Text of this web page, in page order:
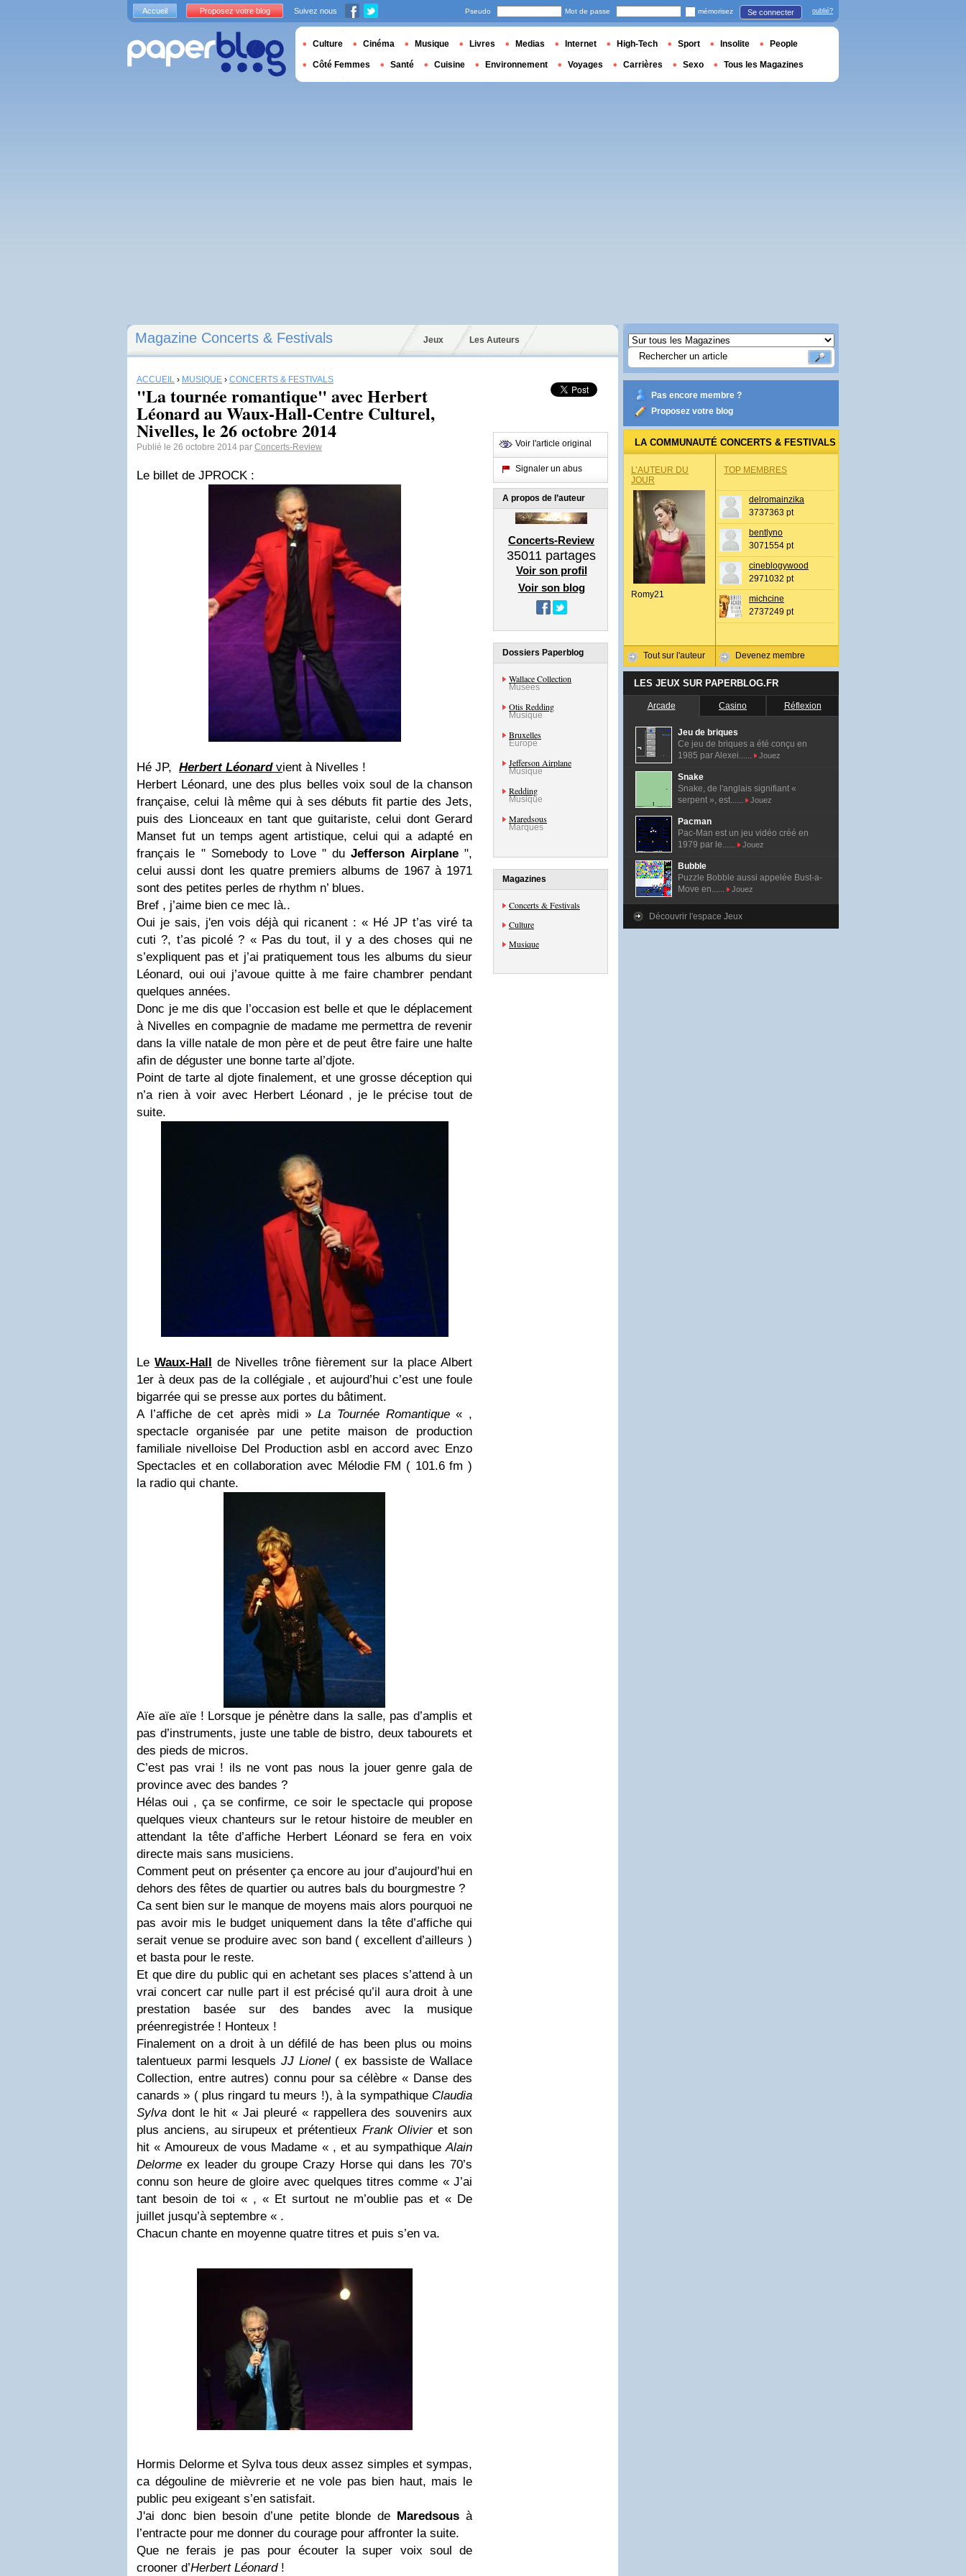
Magazine Concerts & Festivals Jeux Les Auteurs
ACCUEIL › MUSIQUE › CONCERTS & FESTIVALS
"La tournée romantique" avec Herbert
Léonard au Waux-Hall-Centre Culturel,
Nivelles, le 26 octobre 2014
Publié le 26 octobre 2014 par Concerts-Review
Le billet de JPROCK :
Hé JP, Herbert Léonardvient à Nivelles !
Herbert Léonard, une des plus belles voix soul de la chanson
française, celui là même qui à ses débuts fit partie des Jets,
puis des Lionceaux en tant que guitariste, celui dont Gerard
Manset fut un temps agent artistique, celui qui a adapté en
français le " Somebody to Love " duJefferson Airplane",
celui aussi dont les quatre premiers albums de 1967 à 1971
sont des petites perles de rhythm n’ blues.
Bref , j’aime bien ce mec là..
Oui je sais, j'en vois déjà qui ricanent : « Hé JP t’as viré ta
cuti ?, t’as picolé ? « Pas du tout, il y a des choses qui ne
s’expliquent pas et j’ai pratiquement tous les albums du sieur
Léonard, oui oui j’avoue quitte à me faire chambrer pendant
quelques années.
Donc je me dis que l’occasion est belle et que le déplacement
à Nivelles en compagnie de madame me permettra de revenir
dans la ville natale de mon père et de peut être faire une halte
afin de déguster une bonne tarte al’djote.
Point de tarte al djote finalement, et une grosse déception qui
n’a rien à voir avec Herbert Léonard , je le précise tout de
suite.
Le Waux-Hall de Nivelles trône fièrement sur la place Albert
1er à deux pas de la collégiale , et aujourd’hui c’est une foule
bigarrée qui se presse aux portes du bâtiment.
A l’affiche de cet après midi »La Tournée Romantique« ,
spectacle organisée par une petite maison de production
familiale nivelloise Del Production asbl en accord avec Enzo
Spectacles et en collaboration avec Mélodie FM ( 101.6 fm )
la radio qui chante.
Aïe aïe aïe ! Lorsque je pénètre dans la salle, pas d’amplis et
pas d’instruments, juste une table de bistro, deux tabourets et
des pieds de micros.
C’est pas vrai ! ils ne vont pas nous la jouer genre gala de
province avec des bandes ?
Hélas oui , ça se confirme, ce soir le spectacle qui propose
quelques vieux chanteurs sur le retour histoire de meubler en
attendant la tête d’affiche Herbert Léonard se fera en voix
directe mais sans musiciens.
Comment peut on présenter ça encore au jour d’aujourd’hui en
dehors des fêtes de quartier ou autres bals du bourgmestre ?
Ca sent bien sur le manque de moyens mais alors pourquoi ne
pas avoir mis le budget uniquement dans la tête d’affiche qui
serait venue se produire avec son band ( excellent d’ailleurs )
et basta pour le reste.
Et que dire du public qui en achetant ses places s’attend à un
vrai concert car nulle part il est précisé qu’il aura droit à une
prestation basée sur des bandes avec la musique
préenregistrée ! Honteux !
Finalement on a droit à un défilé de has been plus ou moins
talentueux parmi lesquels JJ Lionel( ex bassiste de Wallace
Collection, entre autres) connu pour sa célèbre « Danse des
canards » ( plus ringard tu meurs !), à la sympathique Claudia
Sylva dont le hit « Jai pleuré « rappellera des souvenirs aux
plus anciens, au sirupeux et prétentieux Frank Olivieret son
hit « Amoureux de vous Madame « , et au sympathiqueAlain
Delorme ex leader du groupe Crazy Horse qui dans les 70’s
connu son heure de gloire avec quelques titres comme « J’ai
tant besoin de toi « , « Et surtout ne m’oublie pas et « De
juillet jusqu’à septembre « .
Chacun chante en moyenne quatre titres et puis s’en va.
Hormis Delorme et Sylva tous deux assez simples et sympas,
ca dégouline de mièvrerie et ne vole pas bien haut, mais le
public peu exigeant s’en satisfait.
J'ai donc bien besoin d’une petite blonde de Maredsousà
l’entracte pour me donner du courage pour affronter la suite.
Que ne ferais je pas pour écouter la super voix soul de
crooner d’Herbert Léonard!
Voir l'article original
Signaler un abus
A propos de l’auteur
Concerts-Review
35011 partages
Voir son profil
Voir son blog
Dossiers Paperblog
Wallace Collection
Musées
Otis Redding
Musique
Bruxelles
Europe
Jefferson Airplane
Musique
Redding
Musique
Maredsous
Marques
Magazines
Concerts & Festivals
Culture
Musique
Pas encore membre ?
Proposez votre blog
LA COMMUNAUTÉ CONCERTS & FESTIVALS
L’AUTEUR DU
JOUR
Romy21
Tout sur l'auteur
TOP MEMBRES
delromainzika
3737363 pt
bentlyno
3071554 pt
cineblogywood
2971032 pt
michcine
2737249 pt
Devenez membre
LES JEUX SUR PAPERBLOG.FR
Arcade Casino Réflexion
Jeu de briques
Ce jeu de briques a été conçu en
1985 par Alexei......
Jouez
Snake
Snake, de l'anglais signifiant «
serpent », est......
Jouez
Pacman
Pac-Man est un jeu vidéo créé en
1979 par le......
Jouez
Bubble
Puzzle Bobble aussi appelée Bust-a-
Move en......
Jouez
Découvrir l'espace Jeux
Accueil Proposez votre blog Suivez nous Pseudo Mot de passe mémorisez Se connecter oublié?
Culture Cinéma Musique Livres Medias Internet High-Tech Sport Insolite People
Côté Femmes Santé Cuisine Environnement Voyages Carrières Sexo Tous les Magazines